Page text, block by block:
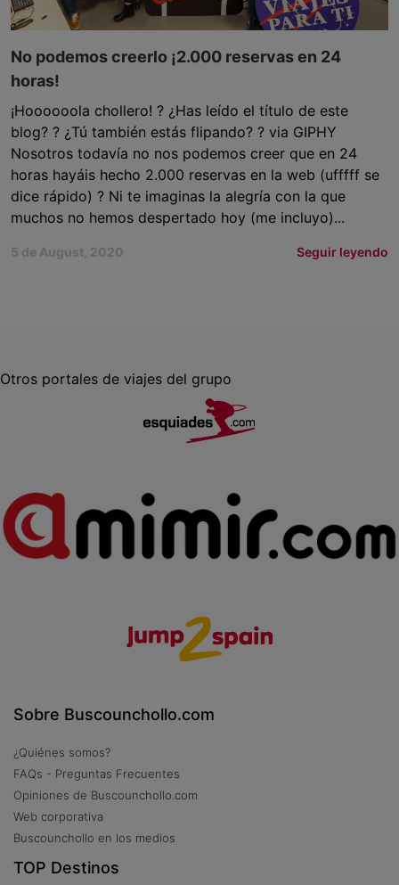
No podemos creerlo ¡2.000 reservas en 24
horas!
¡Hoooooola chollero! ? ¿Has leído el título de este
blog? ? ¿Tú también estás flipando? ? via GIPHY
Nosotros todavía no nos podemos creer que en 24
horas hayáis hecho 2.000 reservas en la web (ufffff se
dice rápido) ? Ni te imaginas la alegría con la que
muchos no hemos despertado hoy (me incluyo)...
5 de August, 2020 Seguir leyendo
Otros portales de viajes del grupo
Sobre Buscounchollo.com
¿Quiénes somos?
FAQs - Preguntas Frecuentes
Opiniones de Buscounchollo.com
Web corporativa
Buscounchollo en los medios
TOP Destinos